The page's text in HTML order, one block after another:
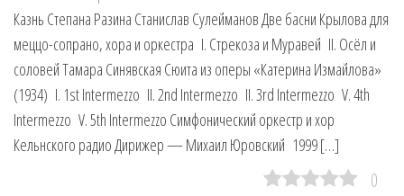
Казнь Степана Разина Станислав Сулейманов Две басни Крылова для
меццо-сопрано, хора и оркестра I. Стрекоза и Муравей II. Осёл и
соловей Тамара Синявская Сюита из оперы «Катерина Измайлова»
(1934) I. 1st Intermezzo II. 2nd Intermezzo II. 3rd Intermezzo V. 4th
Intermezzo V. 5th Intermezzo Симфонический оркестр и хор
Кельнского радио Дирижер — Михаил Юровский 1999 […]
0